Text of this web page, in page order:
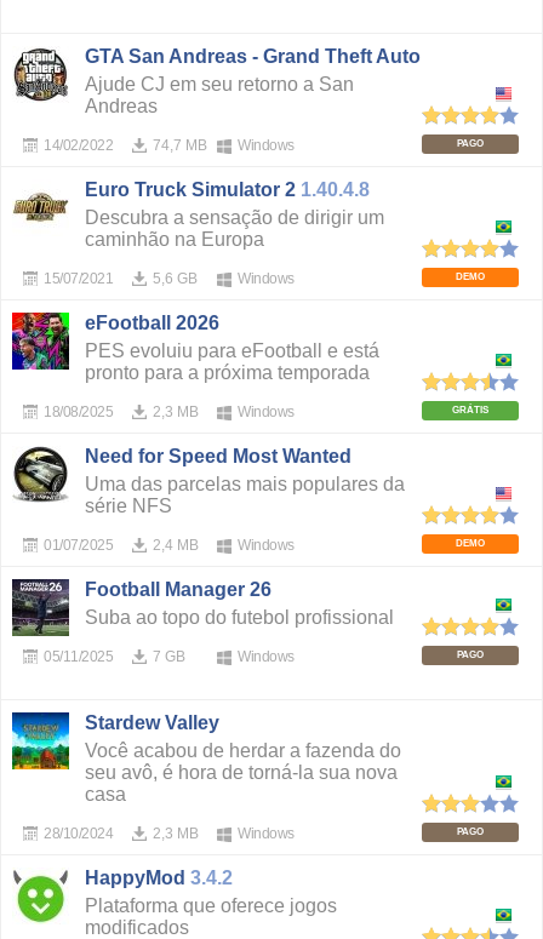
GTA San Andreas - Grand Theft Auto
Ajude CJ em seu retorno a San
Andreas
PAGO
74,7 MB
14/02/2022 Windows
Euro Truck Simulator 2 1.40.4.8
Descubra a sensação de dirigir um
caminhão na Europa
DEMO
5,6 GB
15/07/2021 Windows
eFootball 2026
PES evoluiu para eFootball e está
pronto para a próxima temporada
GRÁTIS
2,3 MB
18/08/2025 Windows
Need for Speed Most Wanted
Uma das parcelas mais populares da
série NFS
DEMO
2,4 MB
01/07/2025 Windows
Football Manager 26
Suba ao topo do futebol profissional
PAGO
7 GB
05/11/2025 Windows
Stardew Valley
Você acabou de herdar a fazenda do
seu avô, é hora de torná-la sua nova
casa
PAGO
2,3 MB
28/10/2024 Windows
HappyMod 3.4.2
Plataforma que oferece jogos
modificados